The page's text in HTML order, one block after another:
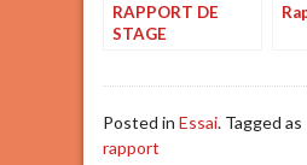
RAPPORT DE
STAGE
Posted in Essai. Tagged as
rapport